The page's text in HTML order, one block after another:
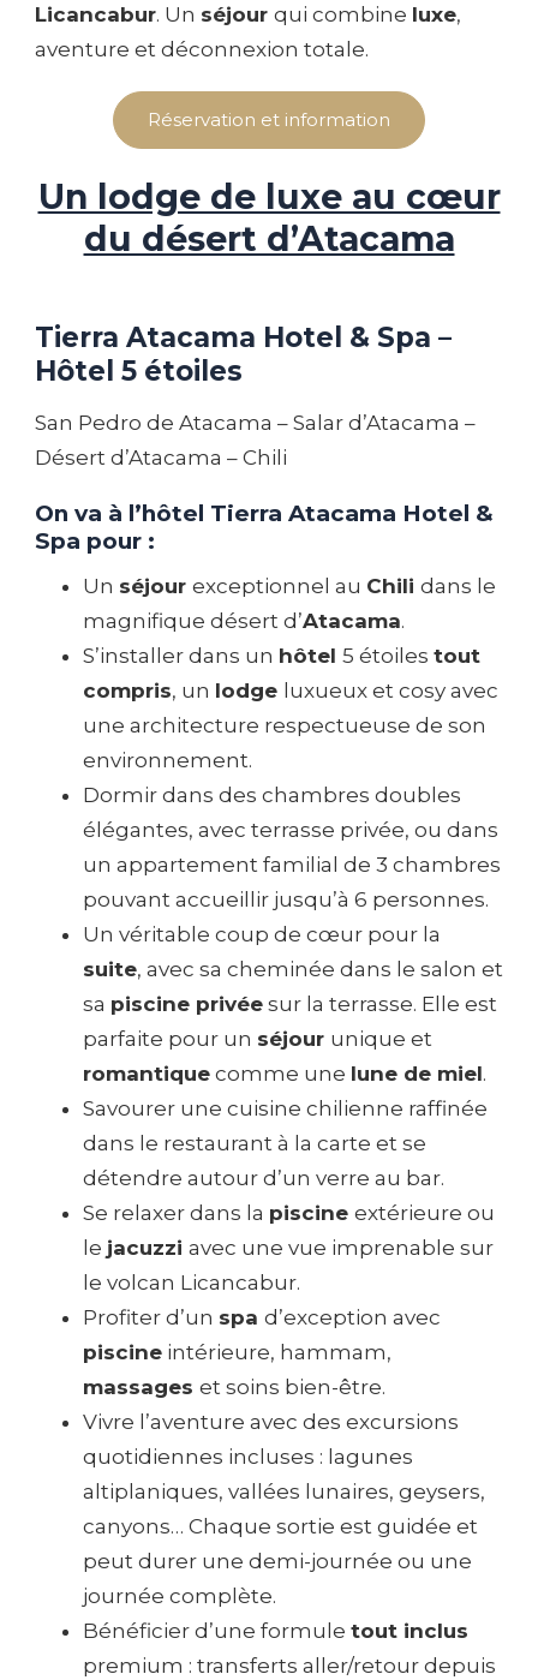
Licancabur. Un séjour qui combine luxe,
aventure et déconnexion totale.
Réservation et information
Un lodge de luxe au cœur
du désert d’Atacama
Tierra Atacama Hotel & Spa –
Hôtel 5 étoiles
San Pedro de Atacama – Salar d’Atacama –
Désert d’Atacama – Chili
On va à l’hôtel Tierra Atacama Hotel &
Spa pour :
Un séjour exceptionnel au Chili dans le
magnifique désert d’Atacama.
S’installer dans un hôtel 5 étoiles tout
compris, un lodge luxueux et cosy avec
une architecture respectueuse de son
environnement.
Dormir dans des chambres doubles
élégantes, avec terrasse privée, ou dans
un appartement familial de 3 chambres
pouvant accueillir jusqu’à 6 personnes.
Un véritable coup de cœur pour la
suite, avec sa cheminée dans le salon et
sa piscine privée sur la terrasse. Elle est
parfaite pour un séjour unique et
romantique comme une lune de miel.
Savourer une cuisine chilienne raffinée
dans le restaurant à la carte et se
détendre autour d’un verre au bar.
Se relaxer dans la piscine extérieure ou
le jacuzzi avec une vue imprenable sur
le volcan Licancabur.
Profiter d’un spa d’exception avec
piscine intérieure, hammam,
massages et soins bien-être.
Vivre l’aventure avec des excursions
quotidiennes incluses : lagunes
altiplaniques, vallées lunaires, geysers,
canyons… Chaque sortie est guidée et
peut durer une demi-journée ou une
journée complète.
Bénéficier d’une formule tout inclus
premium : transferts aller/retour depuis